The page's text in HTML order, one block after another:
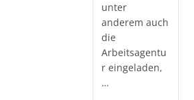
unter
anderem auch
die
Arbeitsagentu
r eingeladen,
…